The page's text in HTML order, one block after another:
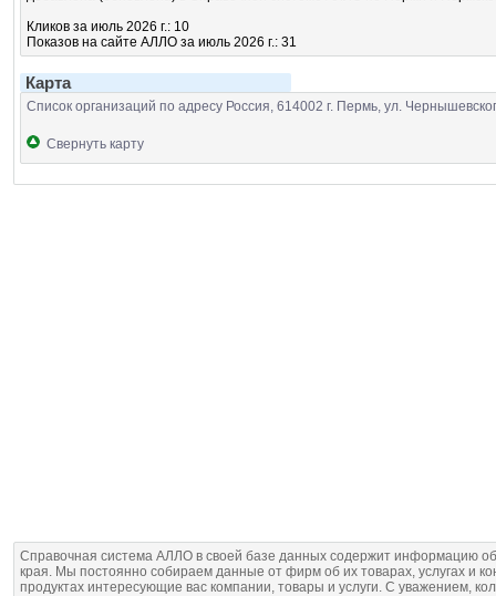
Кликов за июль 2026 г.: 10
Показов на сайте АЛЛО за июль 2026 г.: 31
Карта
Список организаций по адресу Россия, 614002 г. Пермь, ул.
Свернуть карту
Справочная система АЛЛО в своей базе данных содержит информацию
края. Мы постоянно собираем данные от фирм об их товарах, услугах и
продуктах интересующие вас компании, товары и услуги. С уважением,